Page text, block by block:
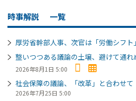
時事解説 一覧
厚労省幹部人事、次官は「労働シフト
整いつつある議論の土壌、避けて通れ
2026年8月1日 5:00
社会保障の議論、「改革」と合わせて
2026年7月25日 5:00